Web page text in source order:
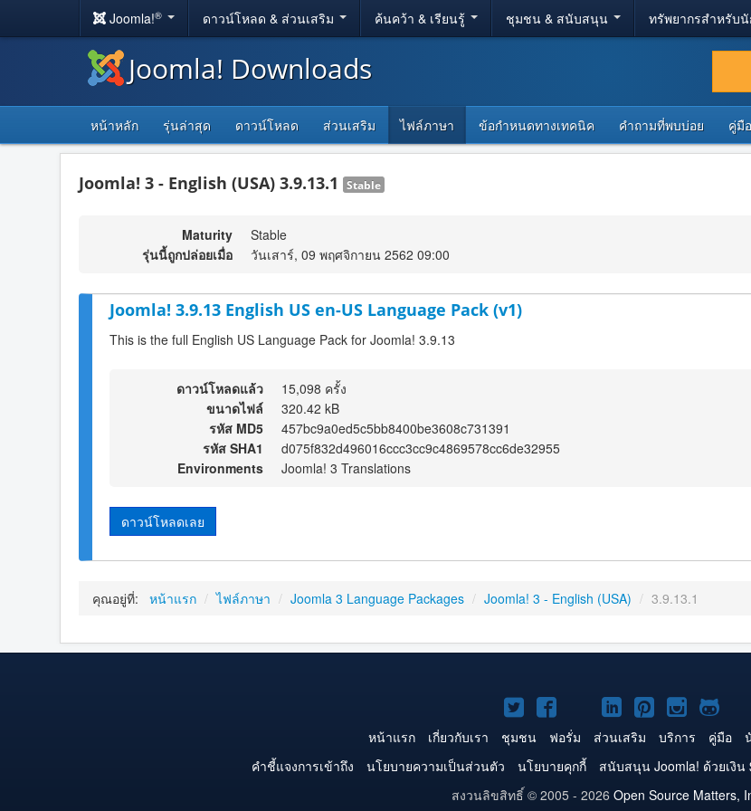
Joomla!® ดาวน์โหลด & ส่วนเสริม ค้นคว้า & เรียนรู้ ชุมชน & สนับสนุน ทรัพยากรสำหรับ
Joomla! Downloads
หน้าหลัก รุ่นล่าสุด ดาวน์โหลด ส่วนเสริม ไฟล์ภาษา ข้อกำหนดทางเทคนิค คำถามที่พบบ่อย คู่มื
Joomla! 3 - English (USA) 3.9.13.1 Stable
Maturity
Stable
รุ่นนี้ถูกปล่อยเมื่อ
วันเสาร์, 09 พฤศจิกายน 2562 09:00
Joomla! 3.9.13 English US en-US Language Pack (v1)
This is the full English US Language Pack for Joomla! 3.9.13
ดาวน์โหลดแล้ว
15,098 ครั้ง
ขนาดไฟล์
320.42 kB
รหัส MD5
457bc9a0ed5c5bb8400be3608c731391
รหัส SHA1
d075f832d496016ccc3cc9c4869578cc6de32955
Environments
Joomla! 3 Translations
ดาวน์โหลดเลย
คุณอยู่ที่: หน้าแรก / ไฟล์ภาษา / Joomla 3 Language Packages / Joomla! 3 - English (USA) / 3.9.13.1
Joomla!
บน
Twitter
Joomla!
บน
Facebook
Joomla!
บน
YouTube
Joomla!
บน
LinkedIn
Joomla!
บน
Pinterest
Joomla!
บน
บน
หน้าแรก เกี่ยวกับเรา ชุมชน ฟอรั่ม ส่วนเสริม บริการ คู่มือ
คำชี้แจงการเข้าถึง
นโยบายความเป็นส่วนตัว นโยบายคุกกี้ สนับสนุน Joomla! ด้วยเงิน
สงวนลิขสิทธิ์ © 2005 - 2026 Open Source Matters,